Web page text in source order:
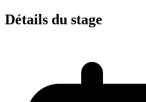
Détails du stage